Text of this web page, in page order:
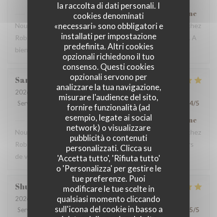
la raccolta di dati personali. I
cookies denominati
«necessari» sono obbligatori e
installati per impostazione
predefinita. Altri cookies
opzionali richiedono il tuo
consenso. Questi cookies
opzionali servono per
analizzare la tua navigazione,
misurare l'audience del sito,
fornire funzionalità (ad
esempio, legate ai social
network) o visualizzare
pubblicità o contenuti
personalizzati. Clicca su
'Accetta tutto', 'Rifiuta tutto'
o 'Personalizza' per gestire le
tue preferenze. Puoi
modificare le tue scelte in
qualsiasi momento cliccando
sull'icona del cookie in basso a
Robert et Louise ha risposto a questa recensione
Nous sommes ravis que vous ayez passé un bon moment chez
Robert et Louise, Et vous remercions pour votre message. A
bientôt ?
Sam
2026-07-17
- 17:45 - Ospiti 2
Servizio
Atmosfera /5 Cucina 5/5 Qualità / Prezzo 4/5
Robert et Louiseha risposto a questa recensione
Nous sommes ravis que vous ayez passé un bon moment chez
Robert et Louise, que nous serons heureux de rééditer lors
de votre prochain passage.
Shunkuei
2026-07-16
- 19:30 - Ospiti 2
Servizio
Atmosfera: 5 /5 Cucina: 5/5 Qualità / Prezzo 5/5